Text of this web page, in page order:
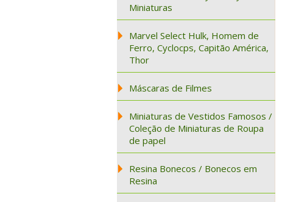
Miniaturas
Marvel Select Hulk, Homem de
Ferro, Cyclocps, Capitão América,
Thor
Máscaras de Filmes
Miniaturas de Vestidos Famosos /
Coleção de Miniaturas de Roupa
de papel
Resina Bonecos / Bonecos em
Resina